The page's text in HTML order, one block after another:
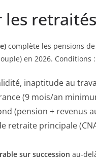
les
complète les pensions
en 2026. Conditions :
inaptitude au
(9 mois/an
(pension + revenus
retraite principale
sur succession au-